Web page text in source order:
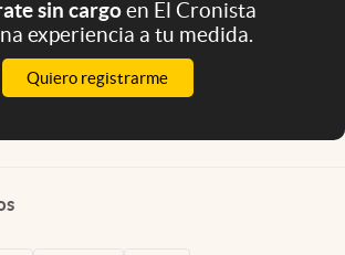
sin cargoen El Cronista
experiencia a tu medida.
Quiero registrarme